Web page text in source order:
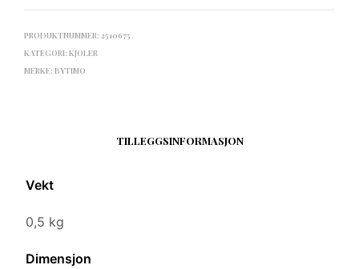
PRODUKTNUMMER: 2510675
KATEGORI: KJOLER
MERKE: BYTIMO
TILLEGGSINFORMASJON
Vekt
0,5 kg
Dimensjon